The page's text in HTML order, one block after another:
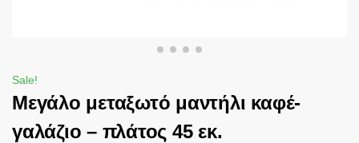
Sale!
Μεγάλο μεταξωτό μαντήλι καφέ-
γαλάζιο – πλάτος 45 εκ.